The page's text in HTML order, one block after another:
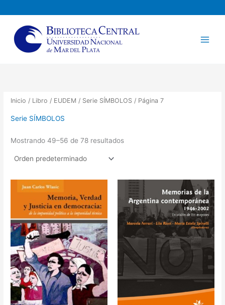
al
contenido
Inicio / Libro / EUDEM / Serie SÍMBOLOS / Página 7
Serie SÍMBOLOS
Mostrando 49–56 de 78 resultados